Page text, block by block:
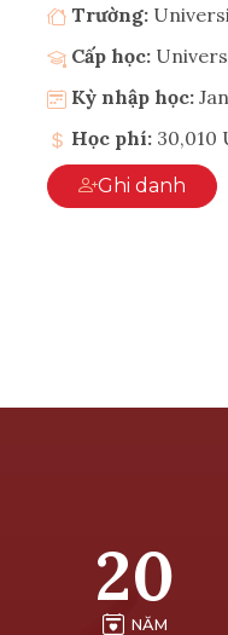
Trường:
Cấp học:
Kỳ nhập học:
Học phí: 30,010
Ghi danh
20
NĂM